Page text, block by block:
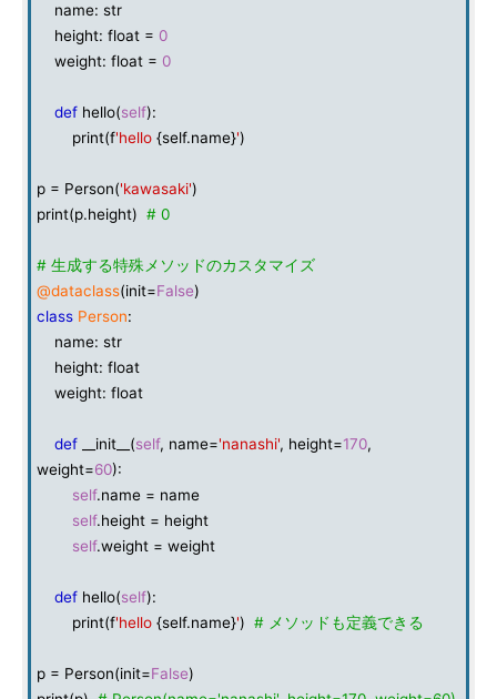
name: str
height: float = 0
weight: float = 0
def hello(self):
print(f'hello {self.name}')
p = Person('kawasaki')
print(p.height) # 0
# 生成する特殊メソッドのカスタマイズ
@dataclass(init=False)
class Person:
name: str
height: float
weight: float
def __init__(self, name='nanashi', height=170,
weight=60):
self.name = name
self.height = height
self.weight = weight
def hello(self):
print(f'hello {self.name}') # メソッドも定義できる
p = Person(init=False)